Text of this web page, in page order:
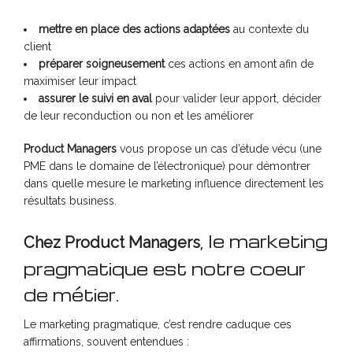
mettre en place des actions adaptées au contexte du
client
préparer soigneusementces actions en amont afin de
maximiser leur impact
assurer le suivi en avalpour valider leur apport, décider
de leur reconduction ou non et les améliorer
Product Managers vous propose un cas d’étude vécu (une
PME dans le domaine de l’électronique) pour démontrer
dans quelle mesure le marketing influence directement les
résultats business.
Chez Product Managers , le marketing
pragmatique est notre coeur
de métier.
Le marketing pragmatique, c’est rendre caduque ces
affirmations, souvent entendues :